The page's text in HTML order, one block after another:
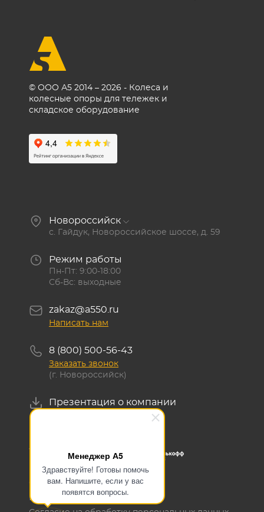
Менеджер А5
Здравствуйте! Готовы помочь
вам. Напишите, если у вас
появятся вопросы.
© ООО А5 2014 – 2026 - Колеса и
колесные опоры для тележек и
складское оборудование
Новороссийск
с. Гайдук, Новороссийское шоссе, д. 59
Режим работы
Пн-Пт: 9:00-18:00
Сб-Вс: выходные
zakaz@a550.ru
Написать нам
8 (800) 500-56-43
Заказать звонок
(г. Новороссийск)
Презентация о компании
ОГРН 1145476129700
ИНН 5405503636